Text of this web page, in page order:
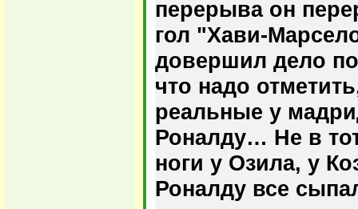
перерыва он
гол "Хави-
довершил дело
что надо
реальные у
Роналду… Не в
ноги у Озила, у
Роналду все